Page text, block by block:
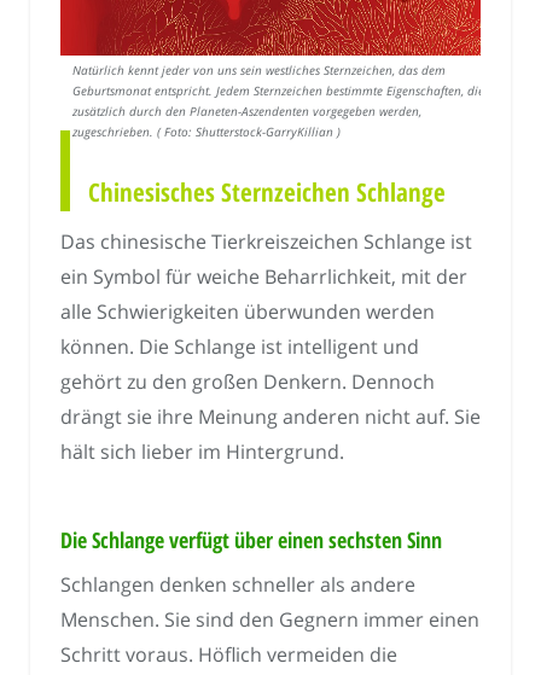
Natürlich kennt jeder von uns sein westliches Sternzeichen, das dem
Geburtsmonat entspricht. Jedem Sternzeichen bestimmte Eigenschaften, die
zusätzlich durch den Planeten-Aszendenten vorgegeben werden,
zugeschrieben. ( Foto: Shutterstock-GarryKillian )
Chinesisches Sternzeichen Schlange
Das chinesische Tierkreiszeichen Schlange ist
ein Symbol für weiche Beharrlichkeit, mit der
alle Schwierigkeiten überwunden werden
können. Die Schlange ist intelligent und
gehört zu den großen Denkern. Dennoch
drängt sie ihre Meinung anderen nicht auf. Sie
hält sich lieber im Hintergrund.
Die Schlange verfügt über einen sechsten Sinn
Schlangen denken schneller als andere
Menschen. Sie sind den Gegnern immer einen
Schritt voraus. Höflich vermeiden die